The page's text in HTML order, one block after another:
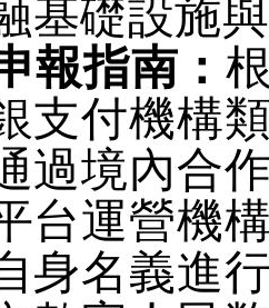
基礎設施
報指南：
支付機構
過境內合
台運營機
身名義進